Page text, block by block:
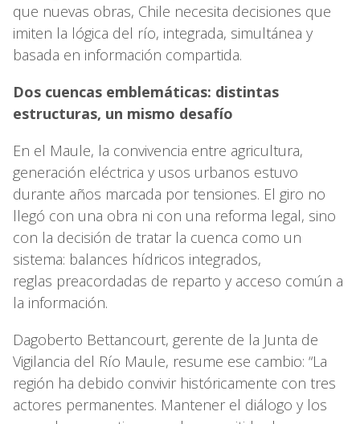
que nuevas obras, Chile necesita decisiones que
imiten la lógica del río, integrada, simultánea y
basada en información compartida.
Dos cuencas emblemáticas: distintas
estructuras, un mismo desafío
En el Maule, la convivencia entre agricultura,
generación eléctrica y usos urbanos estuvo
durante años marcada por tensiones. El giro no
llegó con una obra ni con una reforma legal, sino
con la decisión de tratar la cuenca como un
sistema: balances hídricos integrados,
reglas preacordadas de reparto y acceso común a
la información.
Dagoberto Bettancourt, gerente de la Junta de
Vigilancia del Río Maule, resume ese cambio: “La
región ha debido convivir históricamente con tres
actores permanentes. Mantener el diálogo y los